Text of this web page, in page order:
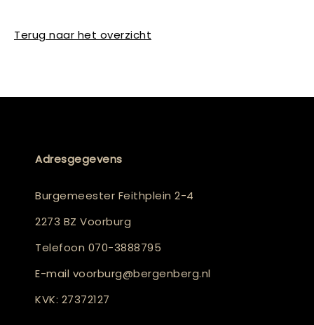
Terug naar het overzicht
Adresgegevens
Burgemeester Feithplein 2-4
2273 BZ Voorburg
Telefoon 070-3888795
E-mail voorburg@bergenberg.nl
KVK: 27372127